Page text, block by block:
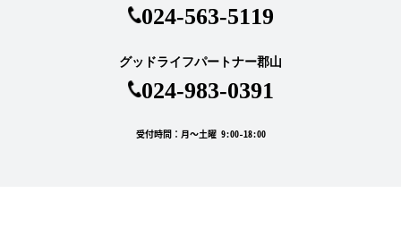
024-563-5119
グッドライフパートナー郡山
024-983-0391
受付時間：月～土曜 9:00-18:00